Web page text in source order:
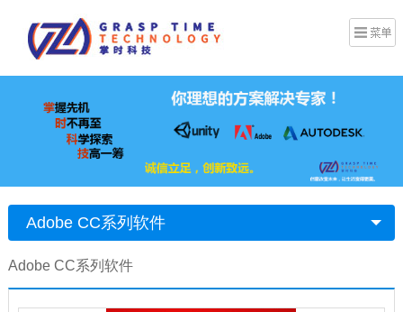
Adobe CC系列软件
Adobe CC系列软件